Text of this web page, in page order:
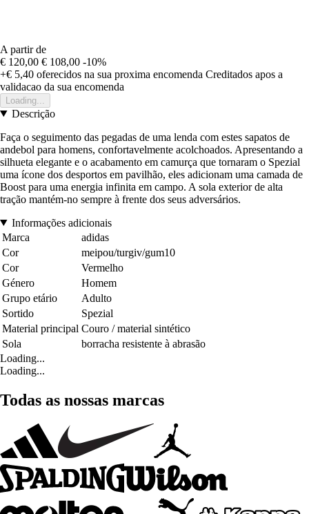
A partir de
€ 120,00 € 108,00 -10%
+€ 5,40 oferecidos na sua proxima encomenda Creditados apos a
validacao da sua encomenda
Loading...
Descrição
Faça o seguimento das pegadas de uma lenda com estes sapatos de
andebol para homens, confortavelmente acolchoados. Apresentando a
silhueta elegante e o acabamento em camurça que tornaram o Spezial
uma ícone dos desportos em pavilhão, eles adicionam uma camada de
Boost para uma energia infinita em campo. A sola exterior de alta
tração mantém-no sempre à frente dos seus adversários.
Informações adicionais
Marca
adidas
Cor
meipou/turgiv/gum10
Cor
Vermelho
Género
Homem
Grupo etário
Adulto
Sortido
Spezial
Material principal Couro / material sintético
Sola
borracha resistente à abrasão
Loading...
Loading...
Todas as nossas marcas